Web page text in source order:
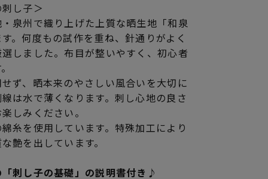
し子＞
泉州で織り上げた上質な晒生地「和泉
。何度もの試作を重ね、針通りがよく
しました。布目が整いやすく、初心者
ず、晒本来のやさしい風合いを大切に
は水で薄くなります。刺し心地の良さ
しみください。
糸を使用しています。特殊加工により
艶を出しています。
刺し子の基礎」の説明書付き♪